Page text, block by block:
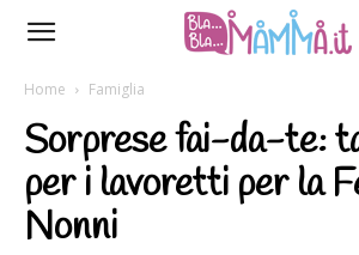
Home Famiglia
Sorprese fai-da-te:
per i lavoretti per la
Nonni